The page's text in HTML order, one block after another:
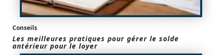
Conseils
Les meilleures pratiques pour gérer le solde
antérieur pour le loyer